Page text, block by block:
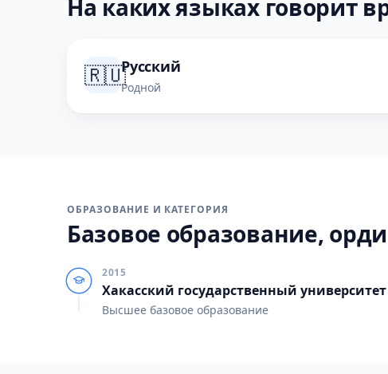
На каких языках говорит
🇷🇺Русский
Родной
ОБРАЗОВАНИЕ И КАТЕГОРИЯ
Базовое образование,
2015
Хакасский государственный
Высшее базовое образование